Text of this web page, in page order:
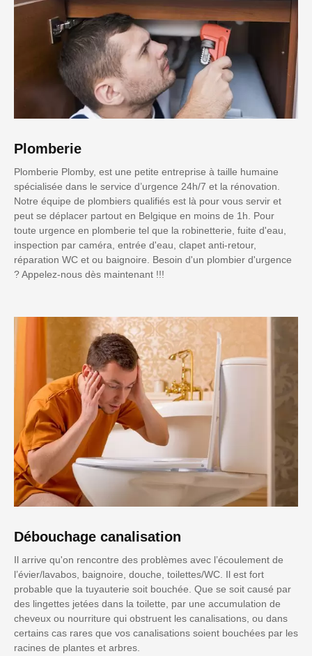
Plomberie
Plomberie Plomby, est une petite entreprise à taille humaine
spécialisée dans le service d’urgence 24h/7 et la rénovation.
Notre équipe de plombiers qualifiés est là pour vous servir et
peut se déplacer partout en Belgique en moins de 1h. Pour
toute urgence en plomberie tel que la robinetterie, fuite d'eau,
inspection par caméra, entrée d'eau, clapet anti-retour,
réparation WC et ou baignoire. Besoin d'un plombier d'urgence
? Appelez-nous dès maintenant !!!
Débouchage canalisation
Il arrive qu'on rencontre des problèmes avec l’écoulement de
l’évier/lavabos, baignoire, douche, toilettes/WC. Il est fort
probable que la tuyauterie soit bouchée. Que se soit causé par
des lingettes jetées dans la toilette, par une accumulation de
cheveux ou nourriture qui obstruent les canalisations, ou dans
certains cas rares que vos canalisations soient bouchées par les
racines de plantes et arbres.